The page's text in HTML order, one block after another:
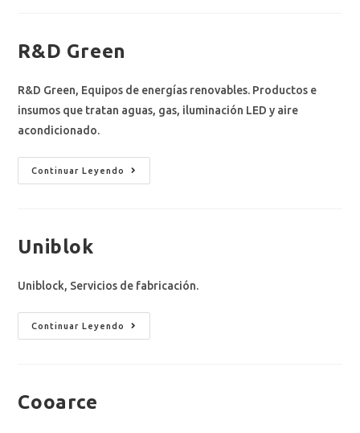
R&D Green
R&D Green, Equipos de energías renovables. Productos e
insumos que tratan aguas, gas, iluminación LED y aire
acondicionado.
Continuar Leyendo
Uniblok
Uniblock, Servicios de fabricación.​
Continuar Leyendo
Cooarce